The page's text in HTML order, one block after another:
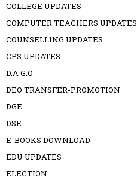
COLLEGE UPDATES
COMPUTER TEACHERS UPDATES
COUNSELLING UPDATES
CPS UPDATES
D.A G.O
DEO TRANSFER-PROMOTION
DGE
DSE
E-BOOKS DOWNLOAD
EDU UPDATES
ELECTION